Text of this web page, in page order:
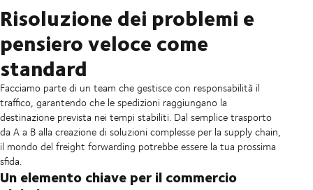
Risoluzione dei problemi e
pensiero veloce come
standard
Facciamo parte di un team che gestisce con responsabilità il
traffico, garantendo che le spedizioni raggiungano la
destinazione prevista nei tempi stabiliti. Dal semplice trasporto
da A a B alla creazione di soluzioni complesse per la supply chain,
il mondo del freight forwarding potrebbe essere la tua prossima
sfida.
Un elemento chiave per il commercio